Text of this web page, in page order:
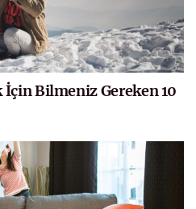
Bilmeniz Gereken 10